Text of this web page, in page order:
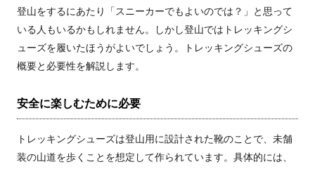
登山をするにあたり「スニーカーでもよいのでは？」と思って
いる人もいるかもしれません。しかし登山ではトレッキングシ
ューズを履いたほうがよいでしょう。トレッキングシューズの
概要と必要性を解説します。
安全に楽しむために必要
トレッキングシューズは登山用に設計された靴のことで、未舗
装の山道を歩くことを想定して作られています。具体的には、